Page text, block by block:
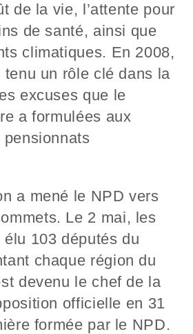
de la vie, l’attente pour
de santé, ainsi que
climatiques. En 2008,
tenu un rôle clé dans la
excuses que le
a formulées aux
a mené le NPD vers
Le 2 mai, les
103 députés du
chaque région du
devenu le chef de la
officielle en 31
formée par le NPD.